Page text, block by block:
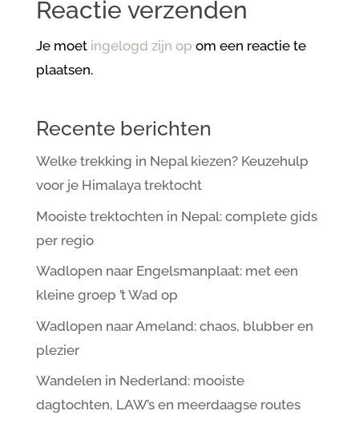
Reactie verzenden
Je moet ingelogd zijn op om een reactie te
plaatsen.
Recente berichten
Welke trekking in Nepal kiezen? Keuzehulp
voor je Himalaya trektocht
Mooiste trektochten in Nepal: complete gids
per regio
Wadlopen naar Engelsmanplaat: met een
kleine groep ’t Wad op
Wadlopen naar Ameland: chaos, blubber en
plezier
Wandelen in Nederland: mooiste
dagtochten, LAW’s en meerdaagse routes